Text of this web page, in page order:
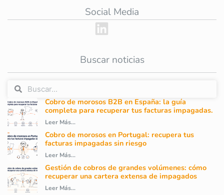
Social Media
Buscar noticias
Cobro de morosos B2B en España: la guía
completa para recuperar tus facturas impagadas.
Leer Más...
Cobro de morosos en Portugal: recupera tus
facturas impagadas sin riesgo
Leer Más...
Gestión de cobros de grandes volúmenes: cómo
recuperar una cartera extensa de impagados
Leer Más...